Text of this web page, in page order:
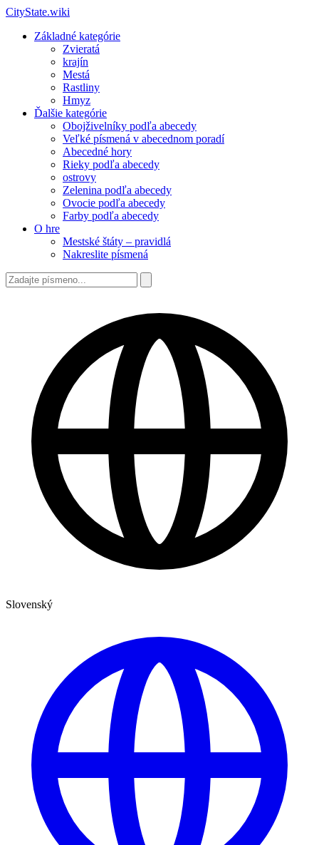
CityState.wiki
Základné kategórie
Zvieratá
krajín
Mestá
Rastliny
Hmyz
Ďalšie kategórie
Obojživelníky podľa abecedy
Veľké písmená v abecednom poradí
Abecedné hory
Rieky podľa abecedy
ostrovy
Zelenina podľa abecedy
Ovocie podľa abecedy
Farby podľa abecedy
O hre
Mestské štáty – pravidlá
Nakreslite písmená
Slovenský